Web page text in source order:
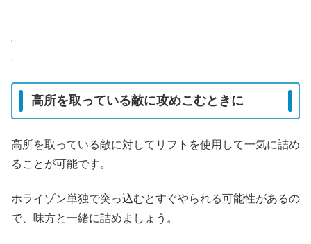
高所を取っている敵に攻めこむときに
高所を取っている敵に対してリフトを使用して一気に詰め
ることが可能です。
ホライゾン単独で突っ込むとすぐやられる可能性があるの
で、味方と一緒に詰めましょう。